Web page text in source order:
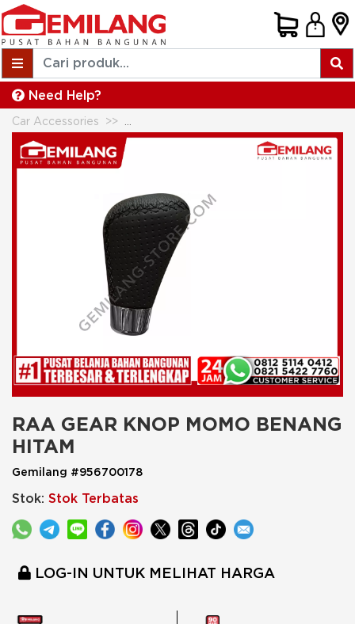
Need Help?
Car Accessories
RAA GEAR KNOP MOMO BENANG
HITAM
Gemilang #956700178
Stok: Stok Terbatas
LOG-IN UNTUK MELIHAT HARGA